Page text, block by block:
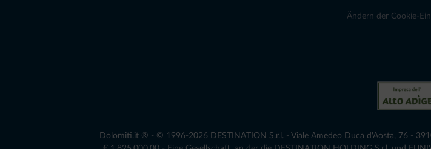
Ändern der Cookie-
Dolomiti.it ® - © 1996-2026 DESTINATION S.r.l. - Viale Amedeo Duca d'Aosta, 76 -